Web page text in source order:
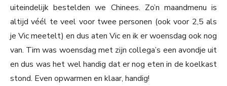
uiteindelijk bestelden we Chinees. Zo’n maandmenu is
altijd véél te veel voor twee personen (ook voor 2,5 als
je Vic meetelt) en dus aten Vic en ik er woensdag ook nog
van. Tim was woensdag met zijn collega’s een avondje uit
en dus was het wel handig dat er nog eten in de koelkast
stond. Even opwarmen en klaar, handig!